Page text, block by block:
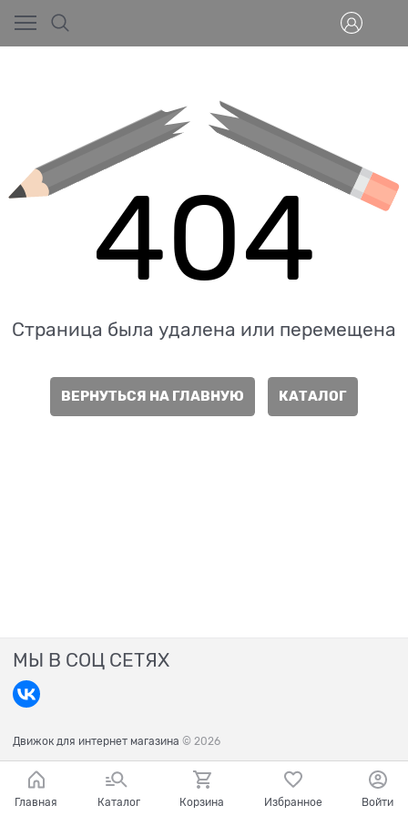
404
Страница была удалена или перемещена
ВЕРНУТЬСЯ НА ГЛАВНУЮ КАТАЛОГ
МЫ В СОЦ СЕТЯХ
Движок для интернет магазина © 2026
Главная Каталог Корзина Избранное Войти